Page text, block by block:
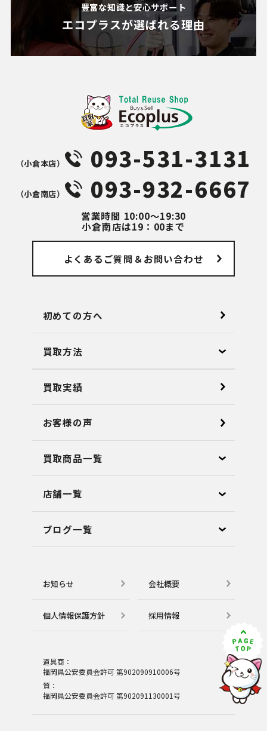
豊富な知識と安心サポート
エコプラスが選ばれる理由
（⼩倉本店） 093-531-3131
（⼩倉南店） 093-932-6667
営業時間 10:00～19:30
小倉南店は19：00まで
よくあるご質問 ＆お問い合わせ
初めての方へ
買取方法
買取実績
お客様の声
買取商品一覧
店舗⼀覧
ブログ⼀覧
お知らせ 会社概要
個⼈情報保護⽅針 採用情報
道具商：
福岡県公安委員会許可 第902090910006号
質：
福岡県公安委員会許可 第902091130001号